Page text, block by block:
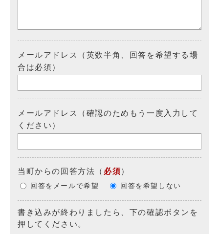
メールアドレス（英数半角、回答を希望する場
合は必須）
メールアドレス（確認のためもう一度入力して
ください）
当町からの回答方法 （ 必須）
回答をメールで希望 回答を希望しない
書き込みが終わりましたら、下の確認ボタンを
押してください。